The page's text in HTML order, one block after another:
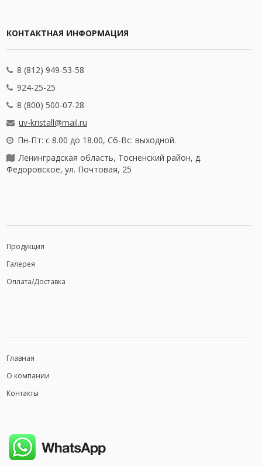
КОНТАКТНАЯ ИНФОРМАЦИЯ
8 (812) 949-53-58
924-25-25
8 (800) 500-07-28
uv-kristall@mail.ru
Пн-Пт: с 8.00 до 18.00, Сб-Вс: выходной.
Ленинградская область, Тосненский район, д.
Федоровское, ул. Почтовая, 25
Продукция
Галерея
Оплата/Доставка
Главная
О компании
Контакты